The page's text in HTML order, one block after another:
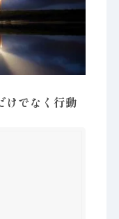
でなく行動